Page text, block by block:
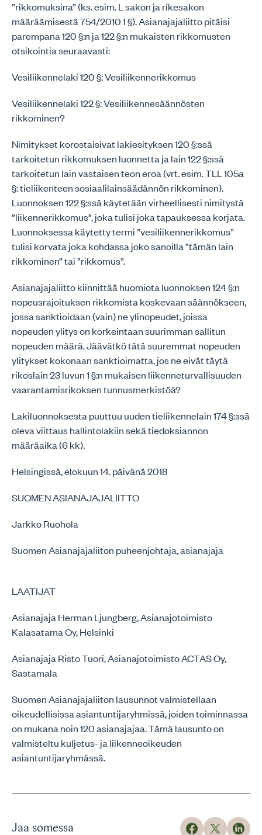
”rikkomuksina” (ks. esim. L sakon ja rikesakon
määräämisestä 754/2010 1 §). Asianajajaliitto pitäisi
parempana 120 §:n ja 122 §:n mukaisten rikkomusten
otsikointia seuraavasti:
Vesiliikennelaki 120 §: Vesiliikennerikkomus
Vesiliikennelaki 122 §: Vesiliikennesäännösten
rikkominen?
Nimitykset korostaisivat lakiesityksen 120 §:ssä
tarkoitetun rikkomuksen luonnetta ja lain 122 §:ssä
tarkoitetun lain vastaisen teon eroa (vrt. esim. TLL 105a
§: tieliikenteen sosiaalilainsäädännön rikkominen).
Luonnoksen 122 §:ssä käytetään virheellisesti nimitystä
”liikennerikkomus”, joka tulisi joka tapauksessa korjata.
Luonnoksessa käytetty termi ”vesiliikennerikkomus”
tulisi korvata joka kohdassa joko sanoilla ”tämän lain
rikkominen” tai ”rikkomus”.
Asianajajaliitto kiinnittää huomiota luonnoksen 124 §:n
nopeusrajoituksen rikkomista koskevaan säännökseen,
jossa sanktioidaan (vain) ne ylinopeudet, joissa
nopeuden ylitys on korkeintaan suurimman sallitun
nopeuden määrä. Jäävätkö tätä suuremmat nopeuden
ylitykset kokonaan sanktioimatta, jos ne eivät täytä
rikoslain 23 luvun 1 §:n mukaisen liikenneturvallisuuden
vaarantamisrikoksen tunnusmerkistöä?
Lakiluonnoksesta puuttuu uuden tieliikennelain 174 §:ssä
oleva viittaus hallintolakiin sekä tiedoksiannon
määräaika (6 kk).
Helsingissä, elokuun 14. päivänä 2018
SUOMEN ASIANAJAJALIITTO
Jarkko Ruohola
Suomen Asianajajaliiton puheenjohtaja, asianajaja
LAATIJAT
Asianajaja Herman Ljungberg, Asianajotoimisto
Kalasatama Oy, Helsinki
Asianajaja Risto Tuori, Asianajotoimisto ACTAS Oy,
Sastamala
Suomen Asianajajaliiton lausunnot valmistellaan
oikeudellisissa asiantuntijaryhmissä, joiden toiminnassa
on mukana noin 120 asianajajaa. Tämä lausunto on
valmisteltu kuljetus- ja liikenneoikeuden
asiantuntijaryhmässä.
Jaa somessa